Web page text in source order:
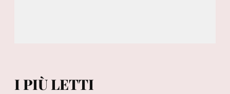
I PIÙ LETTI